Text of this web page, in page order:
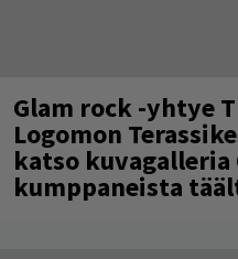
Glam rock -yhtye
Logomon
katso kuvagalleria
kumppaneista